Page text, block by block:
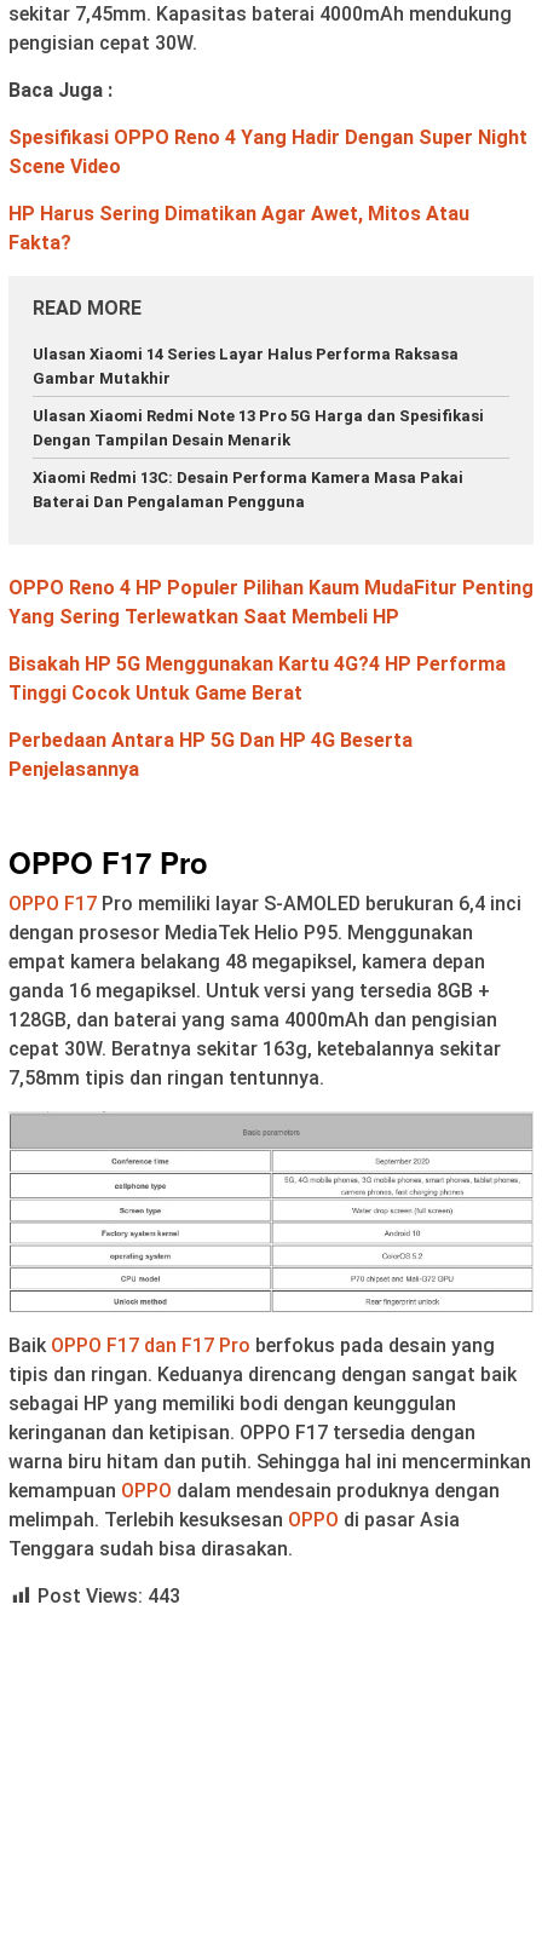
sekitar 7,45mm. Kapasitas baterai 4000mAh mendukung
pengisian cepat 30W.
Baca Juga :
Spesifikasi OPPO Reno 4 Yang Hadir Dengan Super Night
Scene Video
HP Harus Sering Dimatikan Agar Awet, Mitos Atau
Fakta?
READ MORE
Ulasan Xiaomi 14 Series Layar Halus Performa Raksasa
Gambar Mutakhir
Ulasan Xiaomi Redmi Note 13 Pro 5G Harga dan Spesifikasi
Dengan Tampilan Desain Menarik
Xiaomi Redmi 13C: Desain Performa Kamera Masa Pakai
Baterai Dan Pengalaman Pengguna
OPPO Reno 4 HP Populer Pilihan Kaum MudaFitur Penting
Yang Sering Terlewatkan Saat Membeli HP
Bisakah HP 5G Menggunakan Kartu 4G?4 HP Performa
Tinggi Cocok Untuk Game Berat
Perbedaan Antara HP 5G Dan HP 4G Beserta
Penjelasannya
OPPO F17 Pro
OPPO F17 Pro memiliki layar S-AMOLED berukuran 6,4 inci
dengan prosesor MediaTek Helio P95. Menggunakan
empat kamera belakang 48 megapiksel, kamera depan
ganda 16 megapiksel. Untuk versi yang tersedia 8GB +
128GB, dan baterai yang sama 4000mAh dan pengisian
cepat 30W. Beratnya sekitar 163g, ketebalannya sekitar
7,58mm tipis dan ringan tentunnya.
Baik OPPO F17 dan F17 Pro berfokus pada desain yang
tipis dan ringan. Keduanya direncang dengan sangat baik
sebagai HP yang memiliki bodi dengan keunggulan
keringanan dan ketipisan. OPPO F17 tersedia dengan
warna biru hitam dan putih. Sehingga hal ini mencerminkan
kemampuan OPPO dalam mendesain produknya dengan
melimpah. Terlebih kesuksesan OPPO di pasar Asia
Tenggara sudah bisa dirasakan.
Post Views: 443